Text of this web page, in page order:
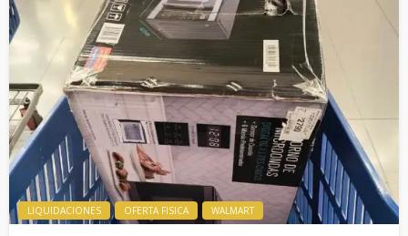
LIQUIDACIONES OFERTA FISICA WALMART